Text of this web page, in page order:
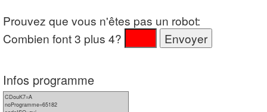
Prouvez que vous n'êtes pas un robot:
Combien font 3 plus 4?
Infos programme